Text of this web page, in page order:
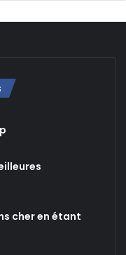
cher en étant